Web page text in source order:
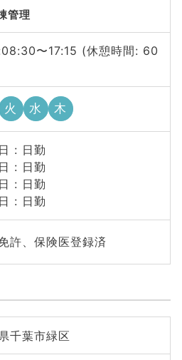
管理
〜17:15 (休憩時間: 60
火 水 木
: 日勤
: 日勤
: 日勤
: 日勤
許、保険医登録済
千葉市緑区